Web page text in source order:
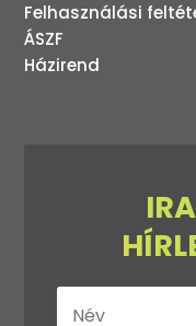
Felhasználási
ÁSZF
Házirend